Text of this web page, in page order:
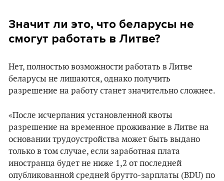
Значит ли это, что беларусы не
смогут работать в Литве?
Нет, полностью возможности работать в Литве
беларусы не лишаются, однако получить
разрешение на работу станет значительно сложнее.
«После исчерпания установленной квоты
разрешение на временное проживание в Литве на
основании трудоустройства может быть выдано
только в том случае, если заработная плата
иностранца будет не ниже 1,2 от последней
опубликованной средней брутто-зарплаты (BDU) по